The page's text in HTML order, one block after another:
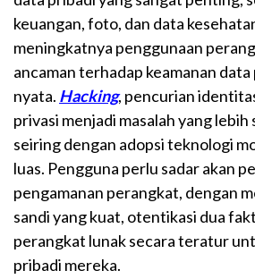
keuangan, foto, dan data
meningkatnya penggunaan
ancaman terhadap keamanan
nyata. Hacking, pencurian
privasi menjadi masalah yang
seiring dengan adopsi teknologi
luas. Pengguna perlu sadar akan
pengamanan perangkat, dengan
sandi yang kuat, otentikasi dua
perangkat lunak secara teratur
pribadi mereka.